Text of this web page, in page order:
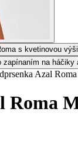
Azal
Roma